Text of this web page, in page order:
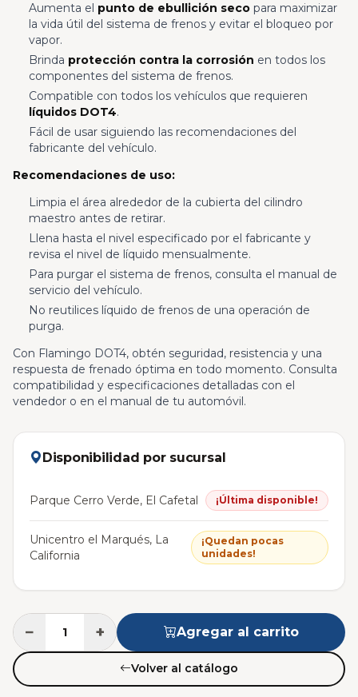
Aumenta el punto de ebullición secopara maximizar
la vida útil del sistema de frenos y evitar el bloqueo por
vapor.
Brinda protección contra la corrosión en todos los
componentes del sistema de frenos.
Compatible con todos los vehículos que requieren
líquidos DOT4.
Fácil de usar siguiendo las recomendaciones del
fabricante del vehículo.
Recomendaciones de uso:
Limpia el área alrededor de la cubierta del cilindro
maestro antes de retirar.
Llena hasta el nivel especificado por el fabricante y
revisa el nivel de líquido mensualmente.
Para purgar el sistema de frenos, consulta el manual de
servicio del vehículo.
No reutilices líquido de frenos de una operación de
purga.
Con Flamingo DOT4, obtén seguridad, resistencia y una
respuesta de frenado óptima en todo momento. Consulta
compatibilidad y especificaciones detalladas con el
vendedor o en el manual de tu automóvil.
Disponibilidad por sucursal
Parque Cerro Verde, El Cafetal ¡Última disponible!
Unicentro el Marqués, La
California
¡Quedan pocas
unidades!
− + Agregar al carrito
Volver al catálogo